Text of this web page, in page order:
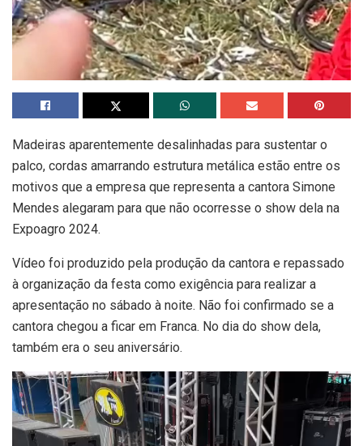
Madeiras aparentemente desalinhadas para sustentar o
palco, cordas amarrando estrutura metálica estão entre os
motivos que a empresa que representa a cantora Simone
Mendes alegaram para que não ocorresse o show dela na
Expoagro 2024.
Vídeo foi produzido pela produção da cantora e repassado
à organização da festa como exigência para realizar a
apresentação no sábado à noite. Não foi confirmado se a
cantora chegou a ficar em Franca. No dia do show dela,
também era o seu aniversário.
Tocador
de
vídeo